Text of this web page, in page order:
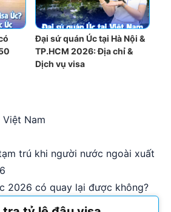
Đại sứ quán Úc tại Hà Nội &
TP.HCM 2026: Địa chỉ &
Dịch vụ visa
Nam
trú khi người nước ngoài xuất
2026 có quay lại được không?